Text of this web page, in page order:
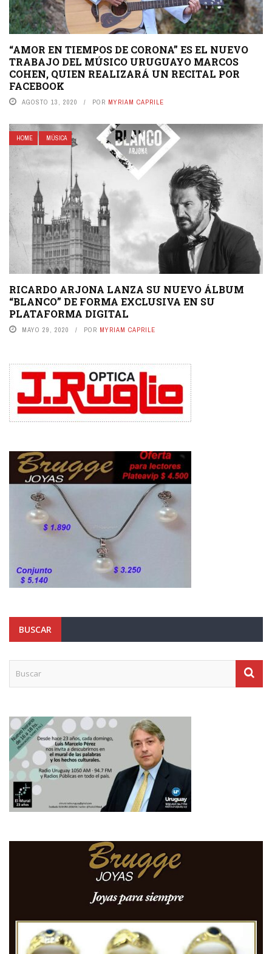
“AMOR EN TIEMPOS DE CORONA” ES EL NUEVO
TRABAJO DEL MÚSICO URUGUAYO MARCOS
COHEN, QUIEN REALIZARÁ UN RECITAL POR
FACEBOOK
AGOSTO 13, 2020 POR MYRIAM CAPRILE
HOME MÚSICA
RICARDO ARJONA LANZA SU NUEVO ÁLBUM
“BLANCO” DE FORMA EXCLUSIVA EN SU
PLATAFORMA DIGITAL
MAYO 29, 2020 POR MYRIAM CAPRILE
BUSCAR